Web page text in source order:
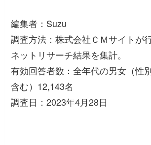
編集者：Suzu
調査方法：株式会社ＣＭサイトが
ネットリサーチ結果を集計。
有効回答者数：全年代の男女（性
含む）12,143名
調査日：2023年4月28日